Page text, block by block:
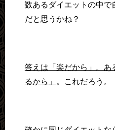
数あるダイエットの中で
だと思うかね？
答えは「楽だから」。あ
るから」
。これだろう。